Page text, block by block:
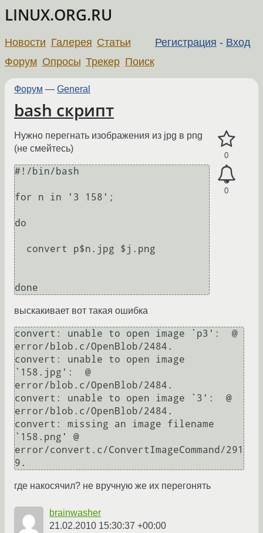
LINUX.ORG.RU
Регистрация - Вход
Новости Галерея Статьи
Форум Опросы Трекер Поиск
Форум — General
bash скрипт
0
0
Нужно перегнать изображения из jpg в png
(не смейтесь)
#!/bin/bash
for n in '3 158';
do
выскакивает вот такая ошибка
convert: unable to open image `p3':  @
error/blob.c/OpenBlob/2484.
convert: unable to open image
`158.jpg':  @
error/blob.c/OpenBlob/2484.
convert: unable to open image `3':  @
error/blob.c/OpenBlob/2484.
convert: missing an image filename
`158.png' @
error/convert.c/ConvertImageCommand/291
где накосячил? не вручную же их перегонять
brainwasher
21.02.2010 15:30:37 +00:00